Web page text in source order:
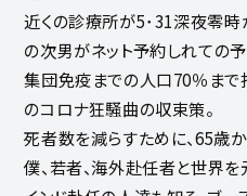
近くの診療所が5･31深夜零時
の次男がネット予約しれての
集団免疫までの人口70％まで
のコロナ狂騒曲の収束策。
死者数を減らすために、65歳
僕、若者、海外赴任者と世界